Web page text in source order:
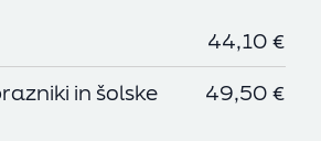
44,10 €
in šolske
49,50 €